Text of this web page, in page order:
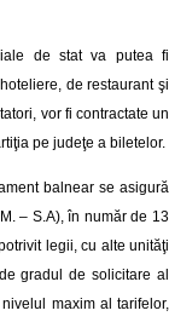
de stat va putea fi
de restaurant şi
vor fi contractate un
pe judeţe a biletelor.
balnear se asigură
– S.A), în număr de 13
legii, cu alte unităţi
gradul de solicitare al
maxim al tarifelor,